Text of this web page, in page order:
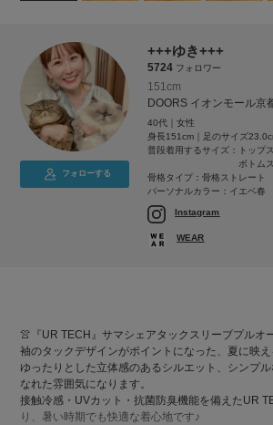
フォローする
+++ゆき+++
5724 フォロワー
151cm
DOORS イオンモール京
40代｜女性
身長151cm｜足のサイズ
普段着用するサイズ：
トップ
ボトム
骨格タイプ：骨格ストレート
パーソナルカラー：イエベ春
Instagram
WEAR
👚『UR TECH』サマシェアタックスリーブプルオ
袖のタックデザインがポイントになった、夏に映え
ゆったりとした立体感のあるシルエット、シンプ
なれた雰囲気になります。
接触冷感・UVカット・抗菌防臭機能を備えたUR
り、暑い時期でも快適な着心地です♪